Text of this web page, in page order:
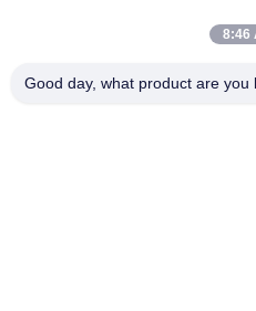
8:46
Good day, what product are you